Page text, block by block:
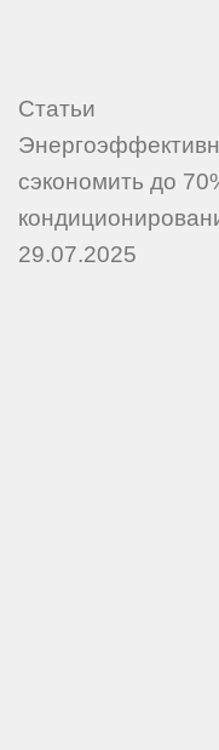
Статьи
сэкономить до
29.07.2025